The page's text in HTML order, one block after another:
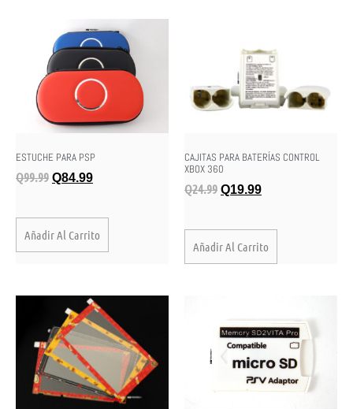
ESTUCHE PARA PSP
Q99.99 Q84.99
Añadir Al Carrito
CAJITAS PARA BATERÍAS CONTROL
XBOX 360
Q24.99 Q19.99
Añadir Al Carrito